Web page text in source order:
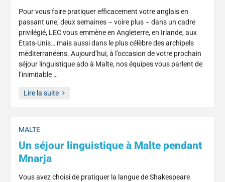
Pour vous faire pratiquer efficacement votre anglais en
passant une, deux semaines – voire plus – dans un cadre
privilégié, LEC vous emmène en Angleterre, en Irlande, aux
Etats-Unis… mais aussi dans le plus célèbre des archipels
méditerranéens. Aujourd’hui, à l’occasion de votre prochain
séjour linguistique ado à Malte, nos équipes vous parlent de
l’inimitable …
Lire la suite
MALTE
Un séjour linguistique à Malte pendant
Mnarja
Vous avez choisi de pratiquer la langue de Shakespeare